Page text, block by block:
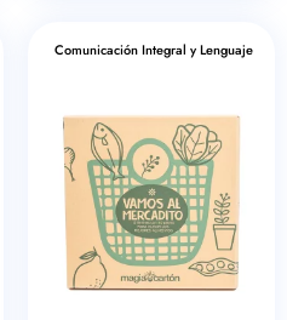
Comunicación Integral y Lenguaje